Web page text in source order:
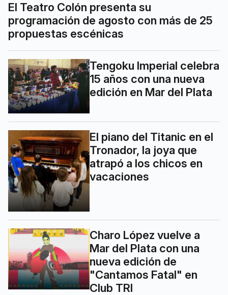
El Teatro Colón presenta su
programación de agosto con más de 25
propuestas escénicas
Tengoku Imperial celebra
15 años con una nueva
edición en Mar del Plata
El piano del Titanic en el
Tronador, la joya que
atrapó a los chicos en
vacaciones
Charo López vuelve a
Mar del Plata con una
nueva edición de
"Cantamos Fatal" en
Club TRI